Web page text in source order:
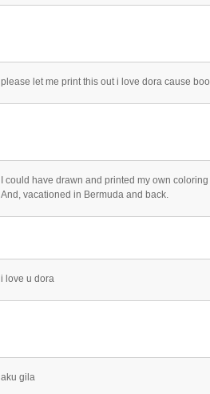
please let me print this out i love dora cause
I could have drawn and printed my own
And, vacationed in Bermuda and back.
i love u dora
aku gila